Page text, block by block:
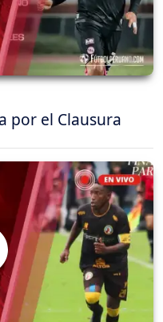
por el Clausura